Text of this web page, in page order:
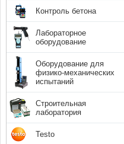
Контроль бетона
Лабораторное
оборудование
Оборудование для
физико-механических
испытаний
Строительная
лаборатория
Testo